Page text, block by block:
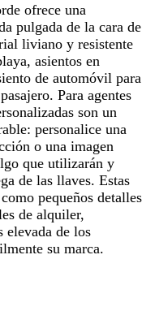
ofrece una
pulgada de la cara de
liviano y resistente
asientos en
de automóvil para
Para agentes
son un
personalice una
o una imagen
que utilizarán y
de las llaves. Estas
pequeños detalles
de alquiler,
elevada de los
su marca.